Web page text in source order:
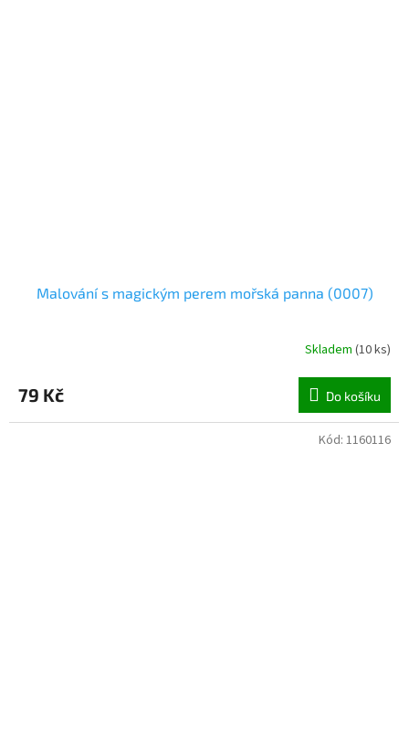
Malování s magickým perem mořská panna (0007)
Skladem (10 ks)
79 Kč Do košíku
Kód: 1160116